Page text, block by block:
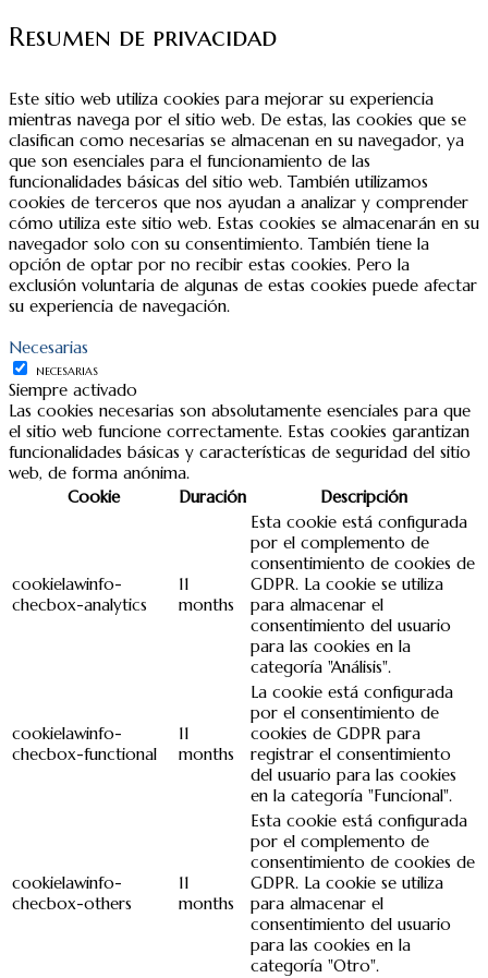
Resumen de privacidad
Este sitio web utiliza cookies para mejorar su experiencia
mientras navega por el sitio web. De estas, las cookies que se
clasifican como necesarias se almacenan en su navegador, ya
que son esenciales para el funcionamiento de las
funcionalidades básicas del sitio web. También utilizamos
cookies de terceros que nos ayudan a analizar y comprender
cómo utiliza este sitio web. Estas cookies se almacenarán en su
navegador solo con su consentimiento. También tiene la
opción de optar por no recibir estas cookies. Pero la
exclusión voluntaria de algunas de estas cookies puede afectar
su experiencia de navegación.
Necesarias
NECESARIAS
Siempre activado
Las cookies necesarias son absolutamente esenciales para que
el sitio web funcione correctamente. Estas cookies garantizan
funcionalidades básicas y características de seguridad del sitio
web, de forma anónima.
Cookie
Duración Descripción
cookielawinfo-
checbox-analytics
11
months
Esta cookie está configurada
por el complemento de
consentimiento de cookies de
GDPR. La cookie se utiliza
para almacenar el
consentimiento del usuario
para las cookies en la
categoría "Análisis".
cookielawinfo-
checbox-functional
11
months
La cookie está configurada
por el consentimiento de
cookies de GDPR para
registrar el consentimiento
del usuario para las cookies
en la categoría "Funcional".
cookielawinfo-
checbox-others
11
months
Esta cookie está configurada
por el complemento de
consentimiento de cookies de
GDPR. La cookie se utiliza
para almacenar el
consentimiento del usuario
para las cookies en la
categoría "Otro".